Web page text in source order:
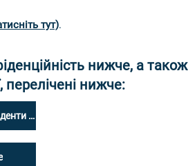
тут).
нижче, а також
перелічені нижче:
Повідомлення про конфіденційність (претенденти на роботу)